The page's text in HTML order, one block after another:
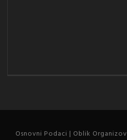
Osnovni Podaci | Oblik